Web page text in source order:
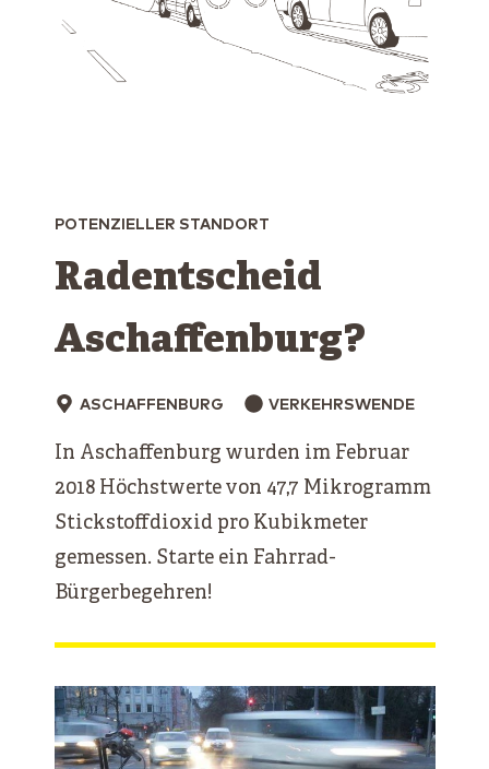
POTENZIELLER STANDORT
Radentscheid
Aschaffenburg?
ASCHAFFENBURG VERKEHRSWENDE
In Aschaffenburg wurden im Februar
2018 Höchstwerte von 47,7 Mikrogramm
Stickstoffdioxid pro Kubikmeter
gemessen. Starte ein Fahrrad-
Bürgerbegehren!